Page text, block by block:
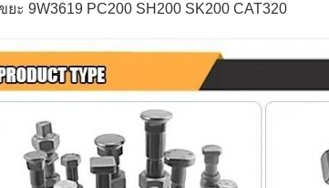
ยะ 9W3619 PC200 SH200 SK200 CAT320